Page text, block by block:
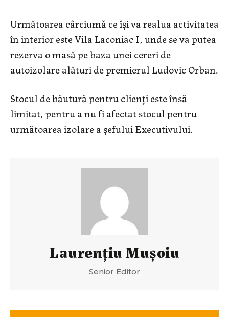
Următoarea cârciumă ce își va realua activitatea
în interior este Vila Laconiac I, unde se va putea
rezerva o masă pe baza unei cereri de
autoizolare alături de premierul Ludovic Orban.
Stocul de băutură pentru clienți este însă
limitat, pentru a nu fi afectat stocul pentru
următoarea izolare a șefului Executivului.
Laurenţiu Muşoiu
Senior Editor